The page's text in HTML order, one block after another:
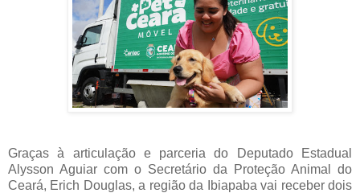
Graças à articulação e parceria do Deputado Estadual
Alysson Aguiar com o Secretário da Proteção Animal do
Ceará, Erich Douglas, a região da Ibiapaba vai receber dois